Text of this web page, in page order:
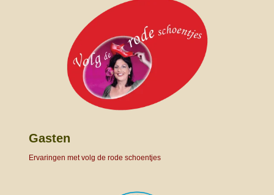
Gasten
Ervaringen met volg de rode schoentjes